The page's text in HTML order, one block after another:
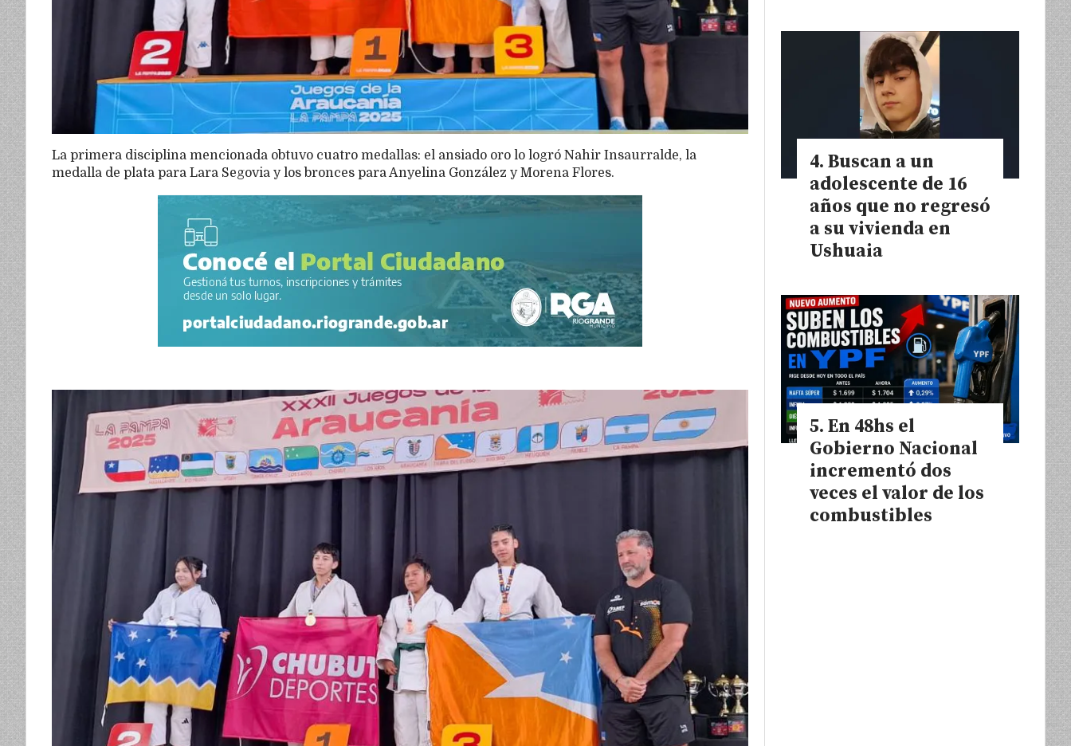
La primera disciplina mencionada obtuvo cuatro medallas: el ansiado oro lo logró Nahir Insaurralde, la
medalla de plata para Lara Segovia y los bronces para Anyelina González y Morena Flores.
Buscan a un
adolescente de 16
años que no regresó
a su vivienda en
Ushuaia
En 48hs el
Gobierno Nacional
incrementó dos
veces el valor de los
combustibles